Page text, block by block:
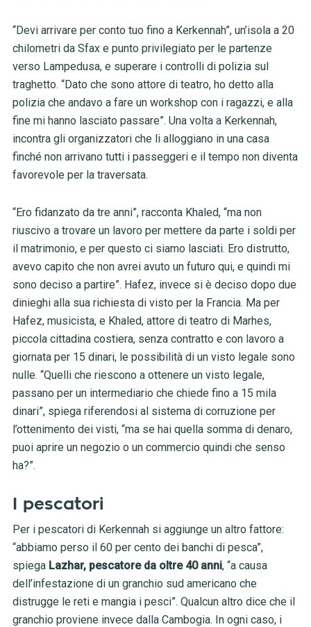
“Devi arrivare per conto tuo fino a Kerkennah”, un’isola a 20
chilometri da Sfax e punto privilegiato per le partenze
verso Lampedusa, e superare i controlli di polizia sul
traghetto. “Dato che sono attore di teatro, ho detto alla
polizia che andavo a fare un workshop con i ragazzi, e alla
fine mi hanno lasciato passare”. Una volta a Kerkennah,
incontra gli organizzatori che li alloggiano in una casa
finché non arrivano tutti i passeggeri e il tempo non diventa
favorevole per la traversata.
“Ero fidanzato da tre anni”, racconta Khaled, “ma non
riuscivo a trovare un lavoro per mettere da parte i soldi per
il matrimonio, e per questo ci siamo lasciati. Ero distrutto,
avevo capito che non avrei avuto un futuro qui, e quindi mi
sono deciso a partire”. Hafez, invece si è deciso dopo due
dinieghi alla sua richiesta di visto per la Francia. Ma per
Hafez, musicista, e Khaled, attore di teatro di Marhes,
piccola cittadina costiera, senza contratto e con lavoro a
giornata per 15 dinari, le possibilità di un visto legale sono
nulle. “Quelli che riescono a ottenere un visto legale,
passano per un intermediario che chiede fino a 15 mila
dinari”, spiega riferendosi al sistema di corruzione per
l’ottenimento dei visti, “ma se hai quella somma di denaro,
puoi aprire un negozio o un commercio quindi che senso
ha?”.
I pescatori
Per i pescatori di Kerkennah si aggiunge un altro fattore:
“abbiamo perso il 60 per cento dei banchi di pesca”,
spiega Lazhar, pescatore da oltre 40 anni, “a causa
dell’infestazione di un granchio sud americano che
distrugge le reti e mangia i pesci”. Qualcun altro dice che il
granchio proviene invece dalla Cambogia. In ogni caso, i